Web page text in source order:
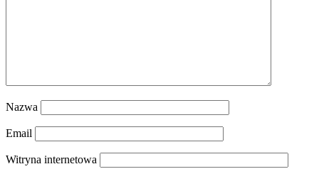
Nazwa
Email
Witryna internetowa